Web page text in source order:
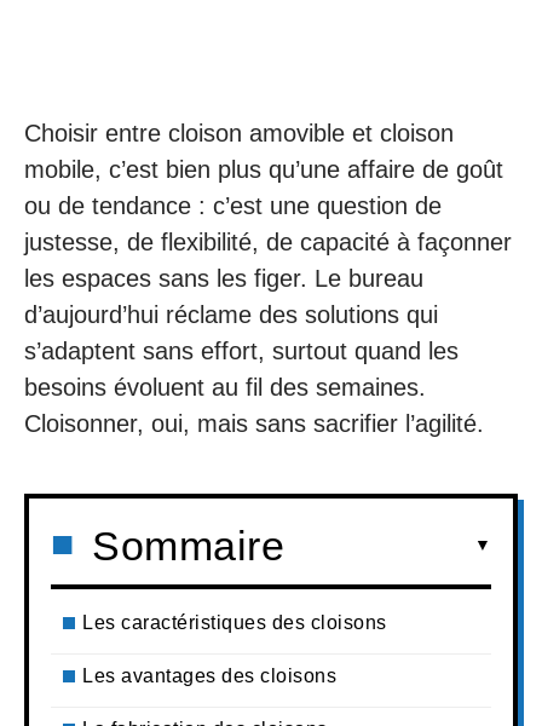
Choisir entre cloison amovible et cloison
mobile, c’est bien plus qu’une affaire de goût
ou de tendance : c’est une question de
justesse, de flexibilité, de capacité à façonner
les espaces sans les figer. Le bureau
d’aujourd’hui réclame des solutions qui
s’adaptent sans effort, surtout quand les
besoins évoluent au fil des semaines.
Cloisonner, oui, mais sans sacrifier l’agilité.
Sommaire
Les caractéristiques des cloisons
Les avantages des cloisons